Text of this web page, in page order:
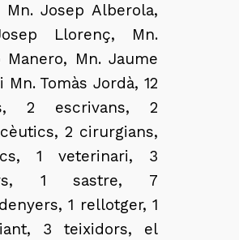
Mn. Josep Alberola,
Llorenç, Mn.
Manero, Mn. Jaume
Mn. Tomàs Jordà, 12
2 escrivans, 2
2 cirurgians,
1 veterinari, 3
1 sastre, 7
1 rellotger, 1
3 teixidors, el